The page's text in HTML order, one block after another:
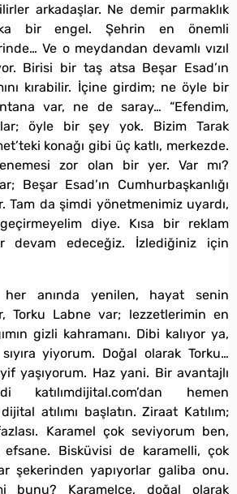
arkadaşlar. Ne demir parmaklık
bir engel. Şehrin en önemli
Ve o meydandan devamlı vızıl
Birisi bir taş atsa Beşar Esad’ın
kırabilir. İçine girdim; ne öyle bir
var, ne de saray… “Efendim,
öyle bir şey yok. Bizim Tarak
konağı gibi üç katlı, merkezde.
zor olan bir yer. Var mı?
Beşar Esad’ın Cumhurbaşkanlığı
Tam da şimdi yönetmenimiz uyardı,
geçirmeyelim diye. Kısa bir reklam
devam edeceğiz. İzlediğiniz için
her anında yenilen, hayat senin
Torku Labne var; lezzetlerimin en
gizli kahramanı. Dibi kalıyor ya,
yiyorum. Doğal olarak Torku…
yaşıyorum. Haz yani. Bir avantajlı
katılımdijital.com’dan hemen
atılımı başlatın. Ziraat Katılım;
Karamel çok seviyorum ben,
efsane. Bisküvisi de karamelli, çok
şekerinden yapıyorlar galiba onu.
Karamelce, doğal olarak